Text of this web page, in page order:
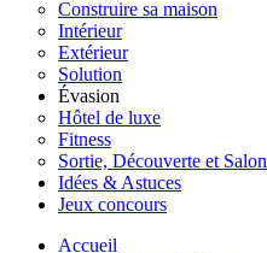
Construire sa maison
Intérieur
Extérieur
Solution
Évasion
Hôtel de luxe
Fitness
Sortie, Découverte et Salon
Idées & Astuces
Jeux concours
Accueil